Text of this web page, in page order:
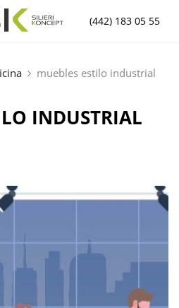
(442) 183 05 55
muebles estilo industrial
INDUSTRIAL